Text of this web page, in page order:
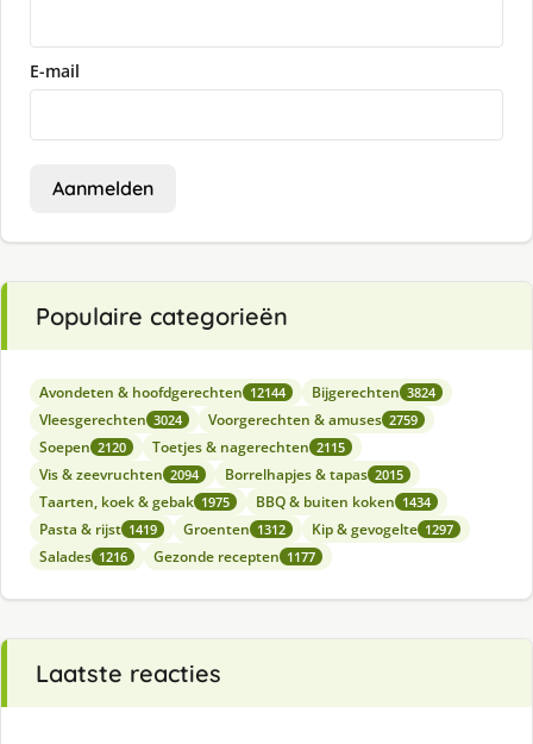
E-mail
Aanmelden
Populaire categorieën
Avondeten & hoofdgerechten 12144 Bijgerechten 3824
Vleesgerechten 3024 Voorgerechten & amuses 2759
Soepen 2120 Toetjes & nagerechten 2115
Vis & zeevruchten 2094 Borrelhapjes & tapas 2015
Taarten, koek & gebak 1975 BBQ & buiten koken 1434
Pasta & rijst 1419 Groenten 1312 Kip & gevogelte 1297
Salades 1216 Gezonde recepten 1177
Laatste reacties